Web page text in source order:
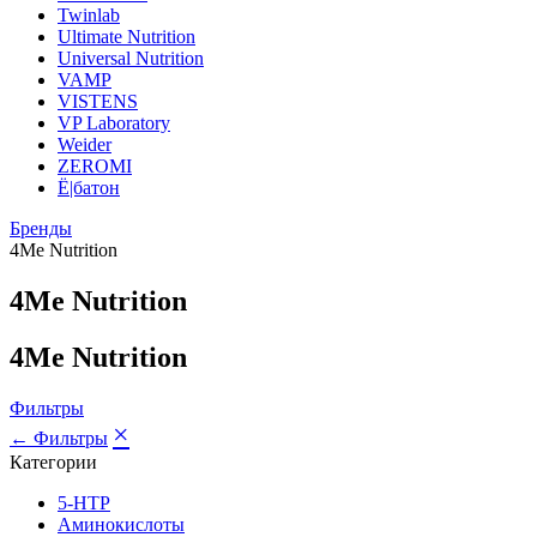
Twinlab
Ultimate Nutrition
Universal Nutrition
VAMP
VISTENS
VP Laboratory
Weider
ZEROMI
Ё|батон
Бренды
4Me Nutrition
4Me Nutrition
4Me Nutrition
Фильтры
← Фильтры ×
Категории
5-HTP
Аминокислоты